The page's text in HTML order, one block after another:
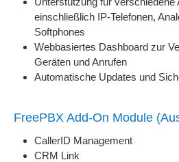
einschließlich IP-Telefonen,
Softphones
Webbasiertes Dashboard zur
Geräten und Anrufen
Automatische Updates und
FreePBX Add-On Module
CallerID Management
CRM Link